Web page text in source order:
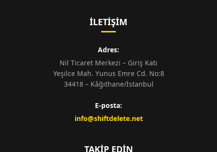
İLETIŞIM
Adres:
Nil Ticaret Merkezi – Giriş Katı
Yeşilce Mah. Yunus Emre Cd. No:8
34418 – Kâğıthane/İstanbul
E-posta:
info@shiftdelete.net
TAKIP EDIN